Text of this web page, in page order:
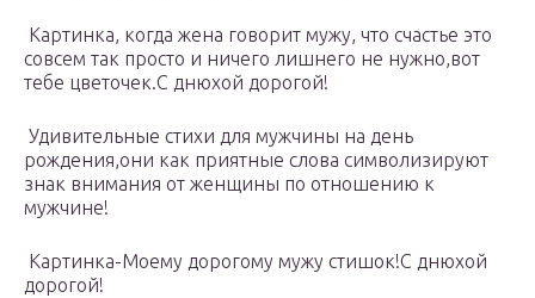
Картинка, когда жена говорит мужу, что счастье это
совсем так просто и ничего лишнего не нужно,вот
тебе цветочек.С днюхой дорогой!
Удивительные стихи для мужчины на день
рождения,они как приятные слова символизируют
знак внимания от женщины по отношению к
мужчине!
Картинка-Моему дорогому мужу стишок!С днюхой
дорогой!